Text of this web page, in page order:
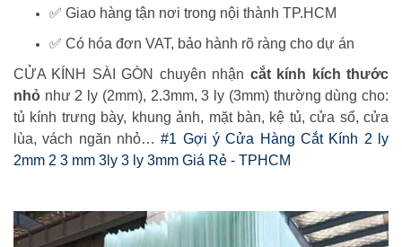
✅ Giao hàng tận nơi trong nội thành TP.HCM
✅ Có hóa đơn VAT, bảo hành rõ ràng cho dự án
CỬA KÍNH SÀI GÒN chuyên nhận cắt kính kích thước
nhỏ như 2 ly (2mm), 2.3mm, 3 ly (3mm) thường dùng cho:
tủ kính trưng bày, khung ảnh, mặt bàn, kệ tủ, cửa sổ, cửa
lùa, vách ngăn nhỏ…#1 Gợi ý Cửa Hàng Cắt Kính 2 ly
2mm 2 3 mm 3ly 3 ly 3mm Giá Rẻ - TPHCM